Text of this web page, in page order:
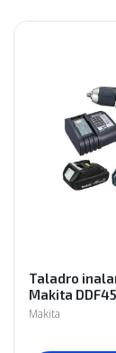
Taladro
Makita
Makita